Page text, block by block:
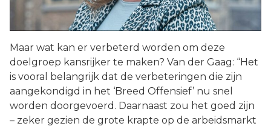
Maar wat kan er verbeterd worden om deze
doelgroep kansrijker te maken? Van der Gaag: “Het
is vooral belangrijk dat de verbeteringen die zijn
aangekondigd in het ‘Breed Offensief’ nu snel
worden doorgevoerd. Daarnaast zou het goed zijn
– zeker gezien de grote krapte op de arbeidsmarkt